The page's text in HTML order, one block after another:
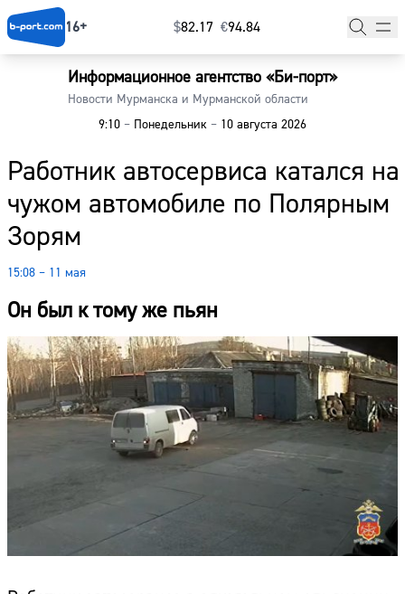
16+ $⁠82.17 €⁠94.84
Информационное агентство «Би-порт»
Новости Мурманска и Мурманской области
9:10 – Понедельник – 10 августа 2026
Работник автосервиса катался на
чужом автомобиле по Полярным
Зорям
15:08 – 11 мая
Он был к тому же пьян
Главная
Наши гости
Фоторепортажи
Погода
Курсы валют